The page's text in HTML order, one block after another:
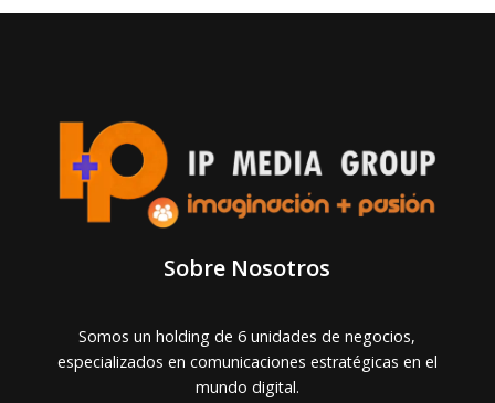
Sobre Nosotros
Somos un holding de 6 unidades de negocios,
especializados en comunicaciones estratégicas en el
mundo digital.